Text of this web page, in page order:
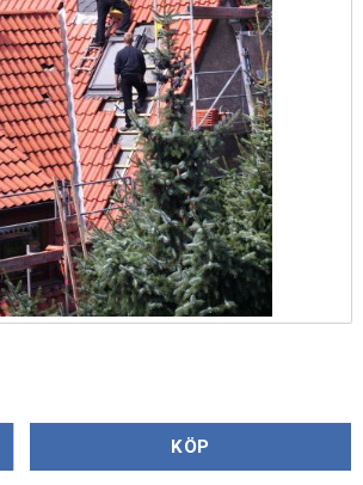
KÖP